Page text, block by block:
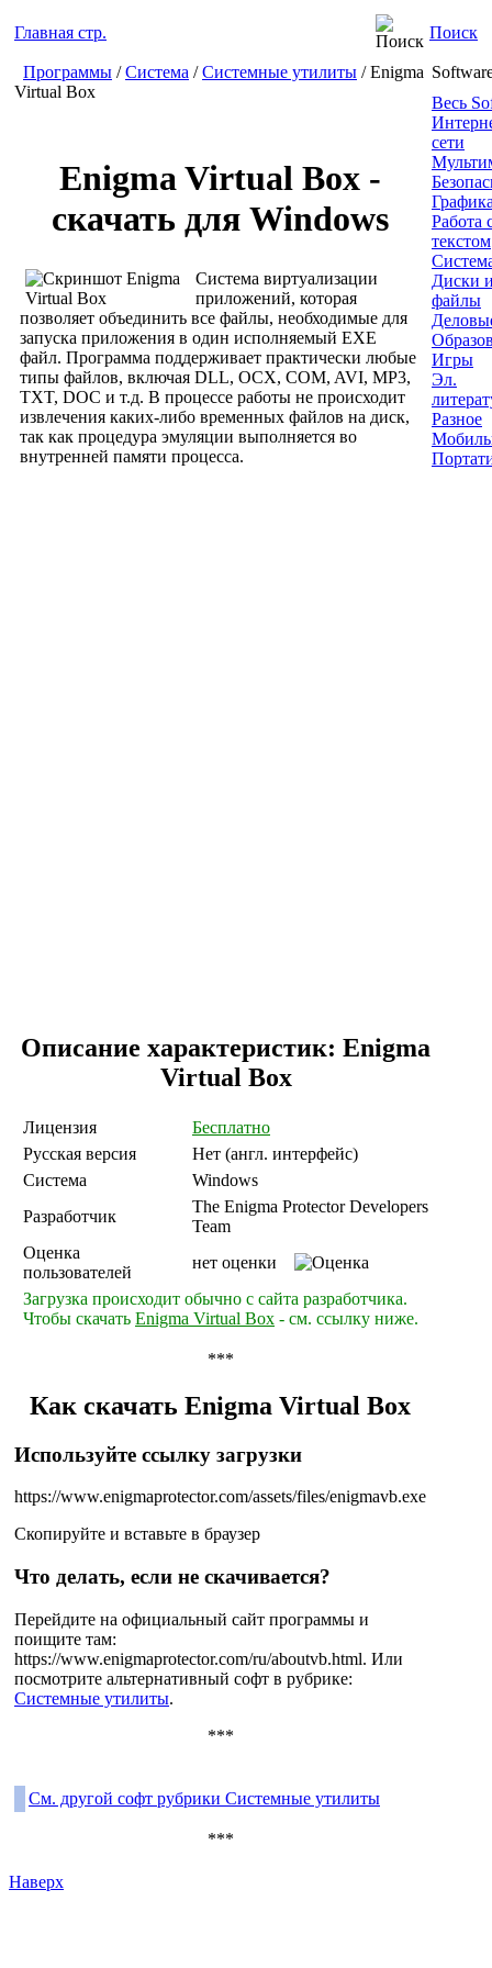
Главная стр. Поиск
Программы /Система /Системные утилиты / Enigma
Virtual Box
Enigma Virtual Box -
скачать для Windows
Система виртуализации
приложений, которая
позволяет объединить все файлы, необходимые для
запуска приложения в один исполняемый EXE
файл. Программа поддерживает практически любые
типы файлов, включая DLL, OCX, COM, AVI, MP3,
TXT, DOC и т.д. В процессе работы не происходит
извлечения каких-либо временных файлов на диск,
так как процедура эмуляции выполняется во
внутренней памяти процесса.
Описание характеристик: Enigma
Virtual Box
Лицензия
Бесплатно
Русская версия
Нет (англ. интерфейс)
Система
Windows
Разработчик
The Enigma Protector Developers
Team
Оценка
пользователей
нет оценки
Загрузка происходит обычно с сайта разработчика.
Чтобы скачать Enigma Virtual Box - см. ссылку ниже.
***
Как скачать Enigma Virtual Box
Используйте ссылку загрузки
https://www.enigmaprotector.com/assets/files/enigmavb.exe
Скопируйте и вставьте в браузер
Что делать, если не скачивается?
Перейдите на официальный сайт программы и
поищите там:
https://www.enigmaprotector.com/ru/aboutvb.html. Или
посмотрите альтернативный софт в рубрике:
Системные утилиты.
***
См. другой софт рубрики Системные утилиты
***
Весь
сети
Работа
текстом
Диски
файлы
Игры
Эл.
Разное
Наверх